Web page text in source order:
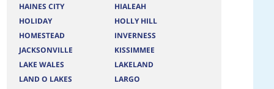
HAINES CITY
HIALEAH
HOLIDAY
HOLLY HILL
HOMESTEAD
INVERNESS
JACKSONVILLE
KISSIMMEE
LAKE WALES
LAKELAND
LAND O LAKES
LARGO